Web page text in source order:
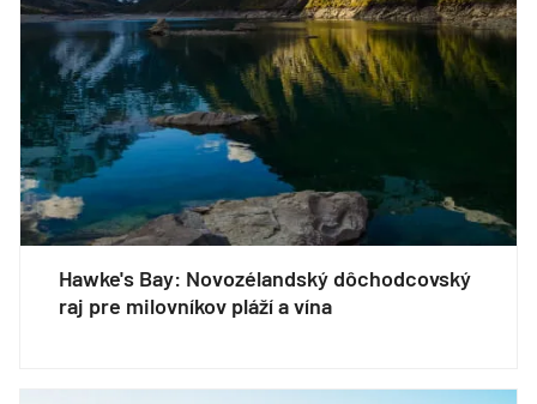
Hawke's Bay: Novozélandský dôchodcovský
raj pre milovníkov pláží a vína